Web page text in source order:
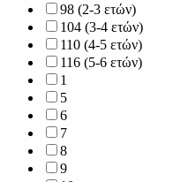
98 (2-3 ετών)
104 (3-4 ετών)
110 (4-5 ετών)
116 (5-6 ετών)
1
5
6
7
8
9